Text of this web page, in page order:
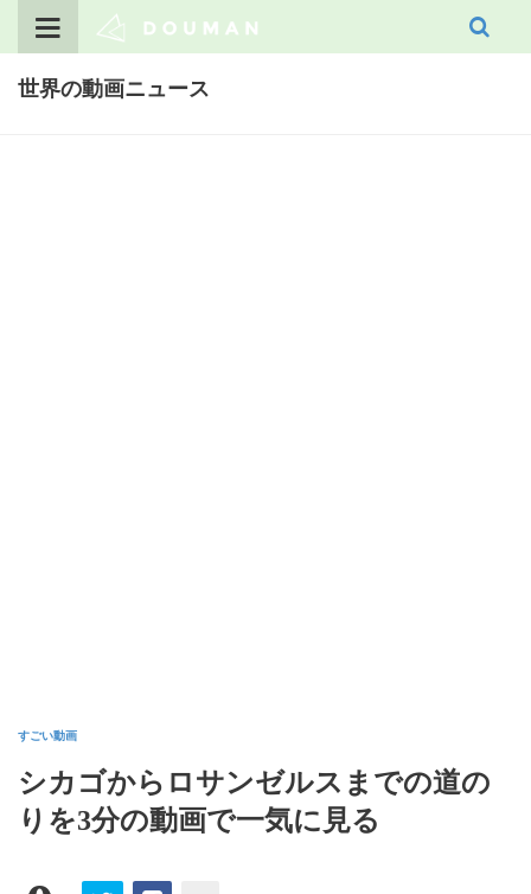
世界の動画ニュース
すごい動画
シカゴからロサンゼルスまでの道の
りを3分の動画で一気に見る